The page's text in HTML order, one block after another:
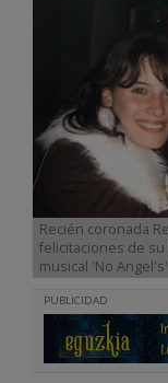
Recién coronada
felicitaciones de
musical 'No Angel's'
PUBLICIDAD